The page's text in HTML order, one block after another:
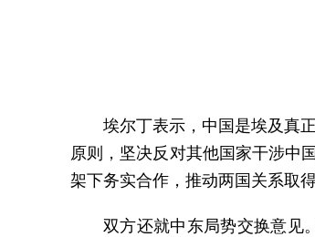
埃尔丁表示，中国是埃及真
原则，坚决反对其他国家干涉中
架下务实合作，推动两国关系取得
双方还就中东局势交换意见